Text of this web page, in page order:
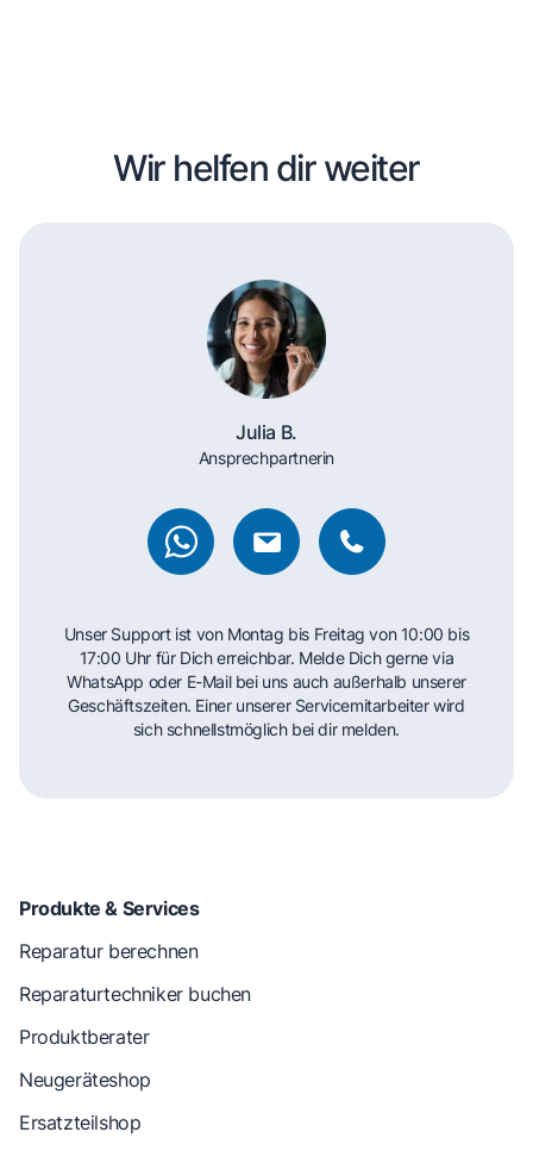
Wir helfen dir weiter
Julia B.
Ansprechpartnerin
Unser Support ist von Montag bis Freitag von 10:00 bis
17:00 Uhr für Dich erreichbar. Melde Dich gerne via
WhatsApp oder E-Mail bei uns auch außerhalb unserer
Geschäftszeiten. Einer unserer Servicemitarbeiter wird
sich schnellstmöglich bei dir melden.
Produkte & Services
Reparatur berechnen
Reparaturtechniker buchen
Produktberater
Neugeräteshop
Ersatzteilshop